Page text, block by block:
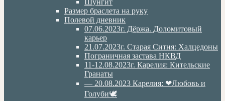
Шунгит
Размер браслета на руку
Полевой дневник
07.06.2023г. Дёржа. Доломитовый
карьер
21.07.2023г. Старая Ситня: Халцедоны
Пограничная застава НКВД
11-12.08.2023г. Карелия: Кительские
Гранаты
— 20.08.2023 Карелия: ❤Любовь и
Голуби🕊